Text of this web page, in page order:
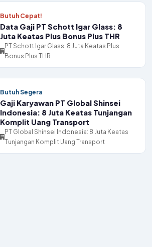
Butuh Cepat!
Data Gaji PT Schott Igar Glass: 8
Juta Keatas Plus Bonus Plus THR
PT Schott Igar Glass: 8 Juta Keatas Plus
Bonus Plus THR
Butuh Segera
Gaji Karyawan PT Global Shinsei
Indonesia: 8 Juta Keatas Tunjangan
Komplit Uang Transport
PT Global Shinsei Indonesia: 8 Juta Keatas
Tunjangan Komplit Uang Transport